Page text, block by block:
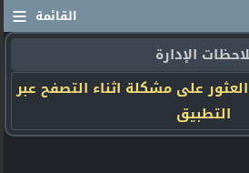
≡ القائمة
الإدارة
العثور على مشكلة اثناء التصفح عبر
التطبيق